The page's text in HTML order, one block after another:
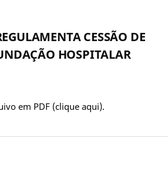
CESSÃO DE
HOSPITALAR
em PDF (clique aqui).